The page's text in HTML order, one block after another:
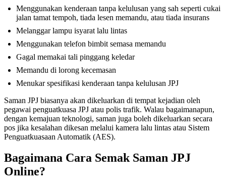
Menggunakan kenderaan tanpa kelulusan yang sah seperti cukai
jalan tamat tempoh, tiada lesen memandu, atau tiada insurans
Melanggar lampu isyarat lalu lintas
Menggunakan telefon bimbit semasa memandu
Gagal memakai tali pinggang keledar
Memandu di lorong kecemasan
Menukar spesifikasi kenderaan tanpa kelulusan JPJ
Saman JPJ biasanya akan dikeluarkan di tempat kejadian oleh
pegawai penguatkuasa JPJ atau polis trafik. Walau bagaimanapun,
dengan kemajuan teknologi, saman juga boleh dikeluarkan secara
pos jika kesalahan dikesan melalui kamera lalu lintas atau Sistem
Penguatkuasaan Automatik (AES).
Bagaimana Cara Semak Saman JPJ
Online?